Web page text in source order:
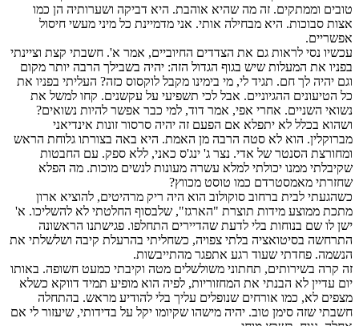
טובים וממתקים. זה מה שהיא אוהבת. היא דביקה ושערותיה הן כמו
אצות סבוכות. היא מבחילה אותי. אני מדמיינת כל מיני מעשי חיסול
אפשריים.
עכשיו נסי לראות גם את הצדדים החיוביים, אמר א'. חשבתי קצת וציינתי
בפניו את המעלות שיש בגוף הגדול הזה: יהיה בשבילך הרבה יותר מקום
וגם יהיה לך חם. תגיד לי, מי בימינו מקבל לוקסוס כזה? העליתי בפניו את
כל הטיעונים ההגיוניים. אבל לכי תשפיעי על עקשנים. קחו למשל את
נשואי השניים. אחרי אפי, אמר דוד, למי כבר אפשר להיות נשואים?
ושהוא בכלל לא יתפלא אם הפעם זה יהיה סרסור זונות אינדיאני
מברוקלין. הוא לא סטה הרבה מן האמת. היא באה בצורתו גלוחת הראש
ומחורצת הסנטר של אדי. נצר ג' ינג'ס כאני, ללא ספק. עם החבטות
שקיבלתי ממנו יכולתי למלא עשרה מעונות לנשים מוכות. מה הפלא
שחזרתי מאמסטרדם כמו טוסט מכווץ?
כשהגעתי לבית ברחוב סוקולוב הוא היה ריק מרהיטים, להוציא ארון
מתכת ממוצע מידות תוצרת "הארגז", שלבסוף החלטתי לא להשליכו. א'
ישן לו שם בנוחות בלי לדעת שהדיירים התחלפו. פגישתנו הראשונה
התרחשה בסיטואציה בלתי צפויה, כשחליתי בהרעלת קיבה ושלשלתי את
הנשמה. פחדתי שעוד רגע אתפגר מהתייבשות.
זה קרה בשירותים, תחתוני משולשלים מטה וקיבתי כמעט חשופה. באותו
יום עדיין לא הבנתי את המחזוריות, לפיה הוא מופיע תמיד דווקא כשלא
מצפים לא, כמו אורחים שנופלים עליך בלי להודיע מראש. בהתחלה
חשבתי שזה סימן טוב. יהיה מישהו שקיומו יקל על בדידותי, שיעזור לי אם